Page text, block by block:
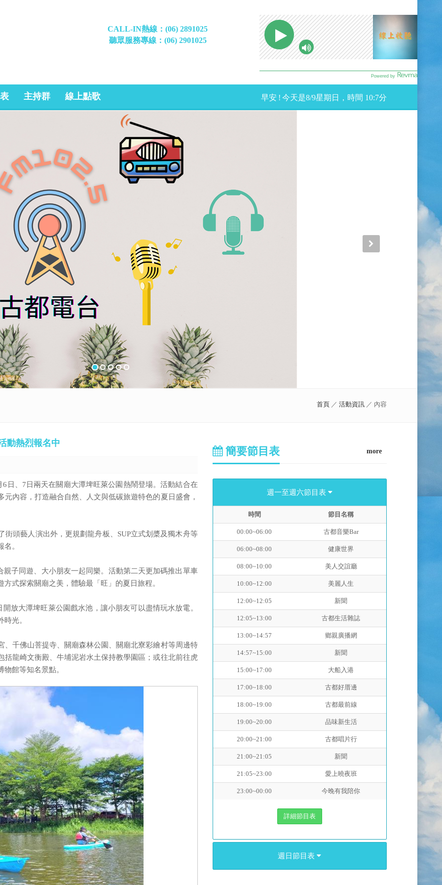
CALL-IN熱線：(06) 2891025
聽眾服務專線：(06) 2901025
主持群 早安 ! 今天是8/9星期 日，時間 10:7分
線上點歌
首頁 ／ 活動資訊 ／ 內容
動熱烈報名中
日、7日兩天在關廟大潭埤旺萊公園熱鬧登場。活動結合在
內容，打造融合自然、人文與低碳旅遊特色的夏日盛會，
頭藝人演出外，更規劃龍舟板、SUP立式划槳及獨木舟等
。
子同遊、大小朋友一起同樂。活動第二天更加碼推出單車
式探索關廟之美，體驗最「旺」的夏日旅程。
放大潭埤旺萊公園戲水池，讓小朋友可以盡情玩水放電。
光。
千佛山菩提寺、關廟森林公園、關廟北寮彩繪村等周邊特
龍崎文衡殿、牛埔泥岩水土保持教學園區；或往北前往虎
館等知名景點。
簡要節目表 more
週一至週六節目表
時間 節目名稱
00:00~06:00 古都音樂Bar
06:00~08:00 健康世界
08:00~10:00 美人交誼廳
10:00~12:00 美麗人生
12:00~12:05 新聞
12:05~13:00 古都生活雜誌
13:00~14:57 鄉親廣播網
14:57~15:00 新聞
15:00~17:00 大船入港
17:00~18:00 古都好厝邊
18:00~19:00 古都最前線
19:00~20:00 品味新生活
20:00~21:00 古都唱片行
21:00~21:05 新聞
21:05~23:00 愛上曉夜班
23:00~00:00 今晚有我陪你
詳細節目表
週日節目表